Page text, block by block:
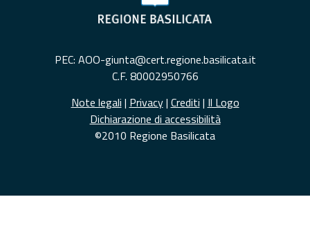
PEC: AOO-giunta@cert.regione.basilicata.it
C.F. 80002950766
Note legali | Privacy| Crediti | Il Logo
Dichiarazione di accessibilità
©2010 Regione Basilicata